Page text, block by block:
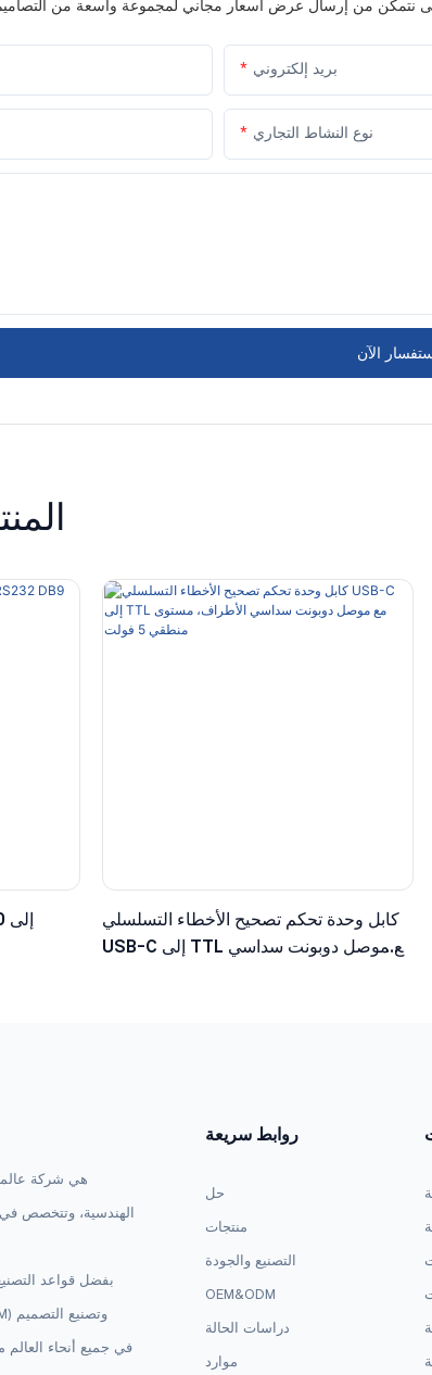
بريد إلكتروني
نوع النشاط التجاري
الآن
كابل وحدة تحكم تصحيح الأخطاء التسلسلي
USB-C إلى TTL مع موصل دوبونت سداسي
الهندسية، وتتخصص في
بفضل قواعد
روابط سريعة
حل
منتجات
التصنيع والجودة
OEM&ODM
دراسات الحالة
موارد